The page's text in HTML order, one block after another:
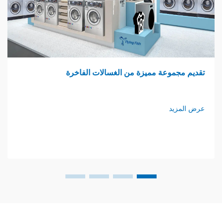
مميزة من الغسالات الفاخرة